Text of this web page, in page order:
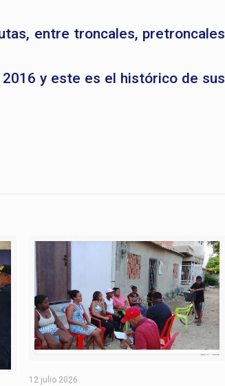
entre troncales, pretroncales
y este es el histórico de sus
12 julio 2026